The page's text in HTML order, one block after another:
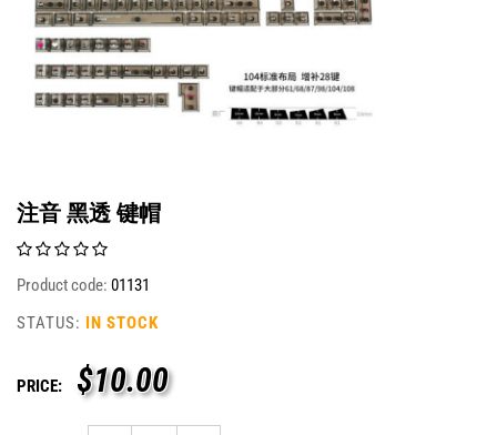
注音 黑透 键帽
Product code: 01131
STATUS: IN STOCK
PRICE: $10.00